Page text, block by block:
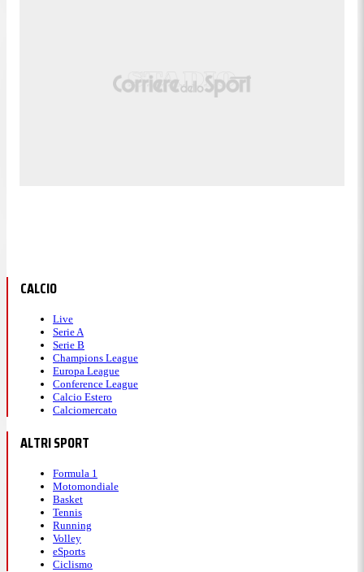
CALCIO
Live
Serie A
Serie B
Champions League
Europa League
Conference League
Calcio Estero
Calciomercato
ALTRI SPORT
Formula 1
Motomondiale
Basket
Tennis
Running
Volley
eSports
Ciclismo